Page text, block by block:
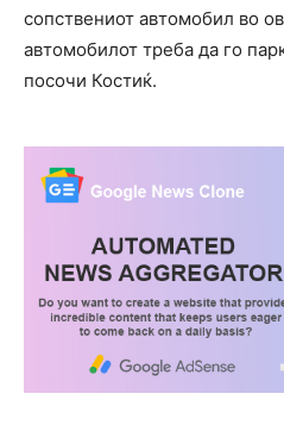
сопствениот автомобил во
автомобилот треба да го
посочи Костиќ.